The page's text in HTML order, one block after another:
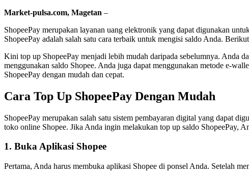
Market-pulsa.com, Magetan –
ShopeePay merupakan layanan uang elektronik yang dapat digunakan
ShopeePay adalah salah satu cara terbaik untuk mengisi saldo Anda.
Kini top up ShopeePay menjadi lebih mudah daripada sebelumnya. Anda
menggunakan saldo Shopee. Anda juga dapat menggunakan metode e-
ShopeePay dengan mudah dan cepat.
Cara Top Up ShopeePay Dengan Mudah
ShopeePay merupakan salah satu sistem pembayaran digital yang dapat
toko online Shopee. Jika Anda ingin melakukan top up saldo ShopeePay,
1. Buka Aplikasi Shopee
Pertama, Anda harus membuka aplikasi Shopee di ponsel Anda. Setelah